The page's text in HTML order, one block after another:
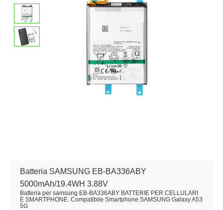
Batteria SAMSUNG EB-BA336ABY
5000mAh/19.4WH 3.88V
Batteria per samsung EB-BA336ABY BATTERIE PER CELLULARI
E SMARTPHONE. Compatibile Smartphone SAMSUNG Galaxy A53
5G